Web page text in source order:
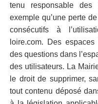
tenu responsable des
exemple qu’une perte
consécutifs à
loire.com. Des
des questions dans
des utilisateurs. La
le droit de supprimer,
tout contenu déposé